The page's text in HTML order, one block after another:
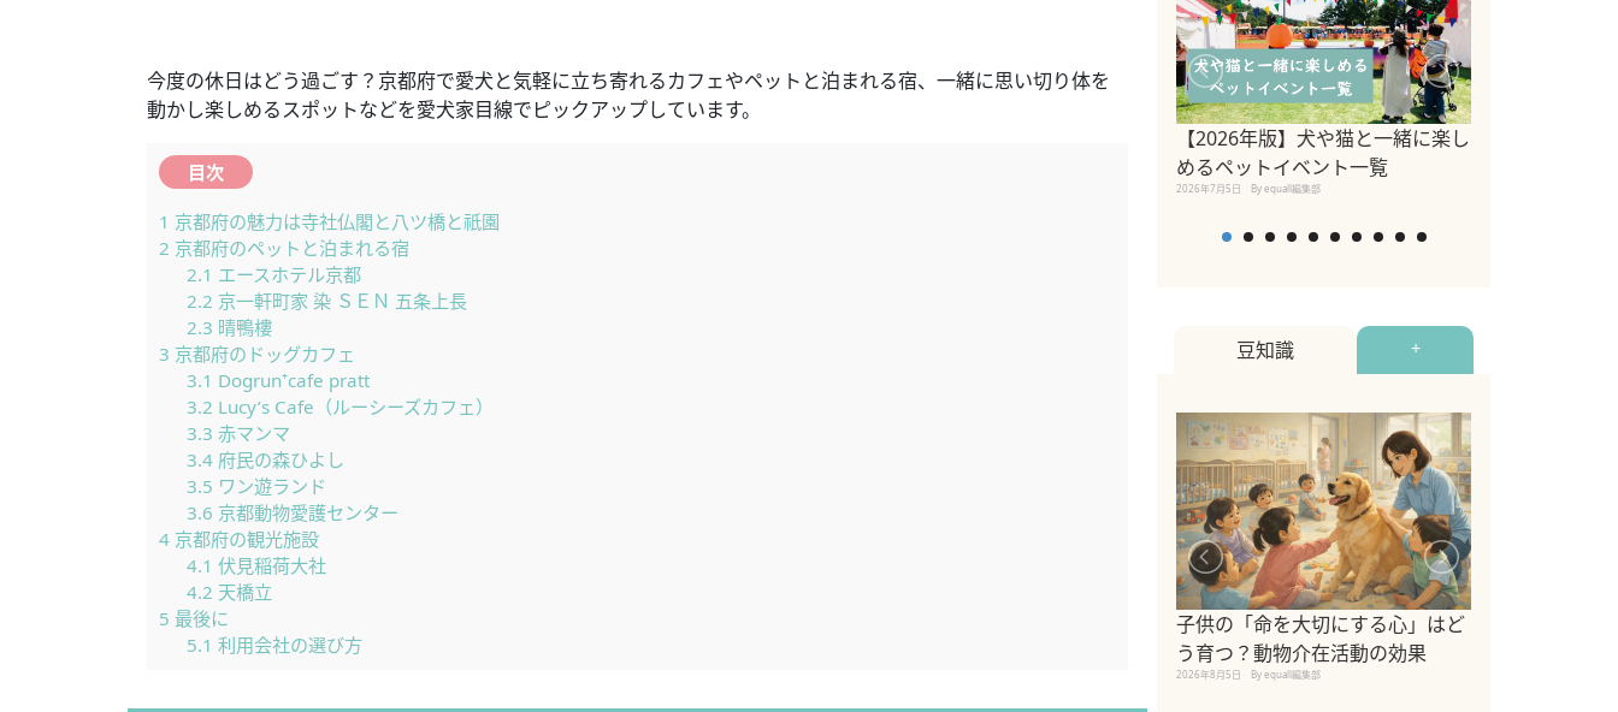
今度の休日はどう過ごす？京都府で愛犬と気軽に立ち寄れるカフェやペットと泊まれる宿、一緒に思い切り体を
動かし楽しめるスポットなどを愛犬家目線でピックアップしています。
目次
1 京都府の魅力は寺社仏閣と八ツ橋と祇園
2 京都府のペットと泊まれる宿
2.1 エースホテル京都
2.2 京一軒町家 染 ＳＥＮ 五条上長
2.3 晴鴨樓
3 京都府のドッグカフェ
3.1 Dogrun⁺cafe pratt
3.2 Lucy’s Cafe（ルーシーズカフェ）
3.3 赤マンマ
3.4府民の森ひよし
3.5 ワン遊ランド
3.6 京都動物愛護センター
4 京都府の観光施設
4.1 伏見稲荷大社
4.2 天橋立
5 最後に
5.1 利用会社の選び方
【2026年版】犬や猫と一緒に楽し
めるペットイベント一覧
2026年7月5日 By equall編集部
豆知識 +
子供の「命を大切にする心」はど
う育つ？動物介在活動の効果
2026年8月5日 By equall編集部